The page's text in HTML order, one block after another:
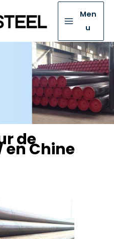
Men
u
de
en Chine